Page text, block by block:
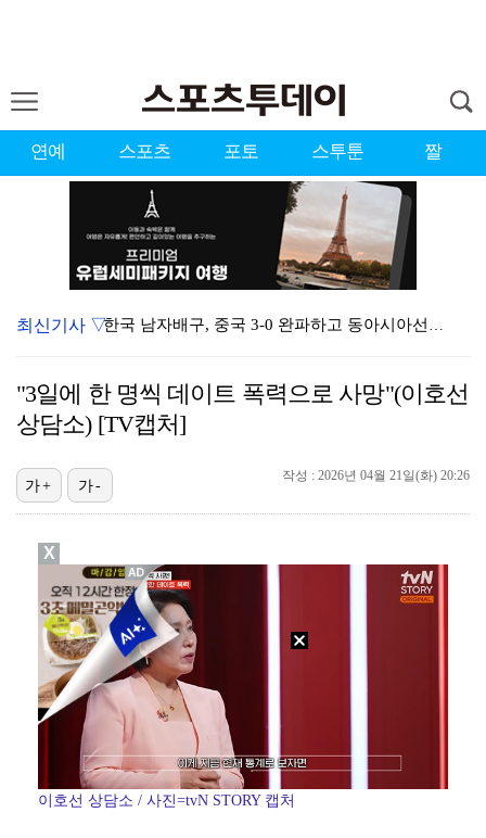
연예 스포츠 포토 스투툰 짤
한국 남자배구, 중국 3-0 완파하고 동아시아선수권 결…
'방 5개·화장실 3개' 리센느 새 숙소, 알고 보니 …
이진호, 급성뇌출혈 퇴원…음주운전·도박 혐의 재판 출석…
미코 출신 최연청, 금수저 집안 깜짝 "남편·부친 판사…
'유부녀 킬러', 정준원 이슈에도 시청률 9.4% 돌파…
최신기사 ▽
"3일에 한 명씩 데이트 폭력으로 사망"(이호선
상담소) [TV캡처]
작성 : 2026년 04월 21일(화) 20:26
가+ 가-
이호선 상담소 / 사진=tvN STORY 캡처
X